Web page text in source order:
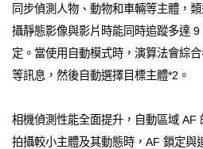
同步偵測人物、動物和車輛等主體，
攝靜態影像與影片時能同時追蹤多達
定。當使用自動模式時，演算法會綜
等訊息，然後自動選擇目標主體*2。
相機偵測性能全面提升，自動區域 AF
拍攝較小主體及其動態時，AF 鎖定與